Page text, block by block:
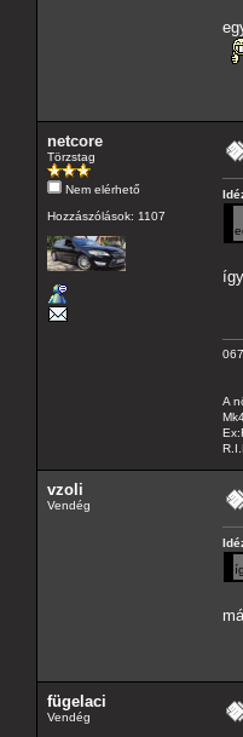
netcore
Törzstag
Nem elérhető
Hozzászólások: 1107
A
vzoli
Vendég
fügelaci
Vendég